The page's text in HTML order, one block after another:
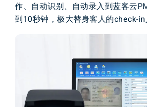
作、 自动识别、 自动录入到蓝客云P
到10秒钟 ， 极大替身客人的check-